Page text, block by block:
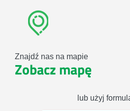
Znajdź nas na mapie
Zobacz mapę
lub użyj